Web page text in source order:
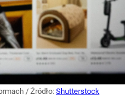
/ Źródło: Shutterstock